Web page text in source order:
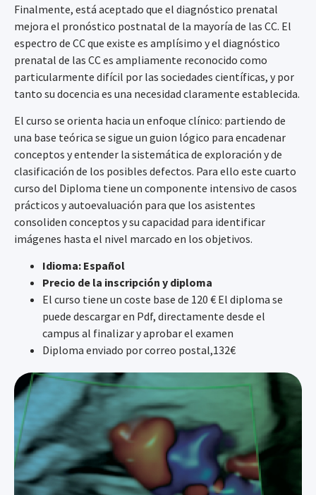
Finalmente, está aceptado que el diagnóstico prenatal
mejora el pronóstico postnatal de la mayoría de las CC. El
espectro de CC que existe es amplísimo y el diagnóstico
prenatal de las CC es ampliamente reconocido como
particularmente difícil por las sociedades científicas, y por
tanto su docencia es una necesidad claramente establecida.
El curso se orienta hacia un enfoque clínico: partiendo de
una base teórica se sigue un guion lógico para encadenar
conceptos y entender la sistemática de exploración y de
clasificación de los posibles defectos. Para ello este cuarto
curso del Diploma tiene un componente intensivo de casos
prácticos y autoevaluación para que los asistentes
consoliden conceptos y su capacidad para identificar
imágenes hasta el nivel marcado en los objetivos.
Idioma: Español
Precio de la inscripción y diploma
El curso tiene un coste base de 120 € El diploma se
puede descargar en Pdf, directamente desde el
campus al finalizar y aprobar el examen
Diploma enviado por correo postal,132€